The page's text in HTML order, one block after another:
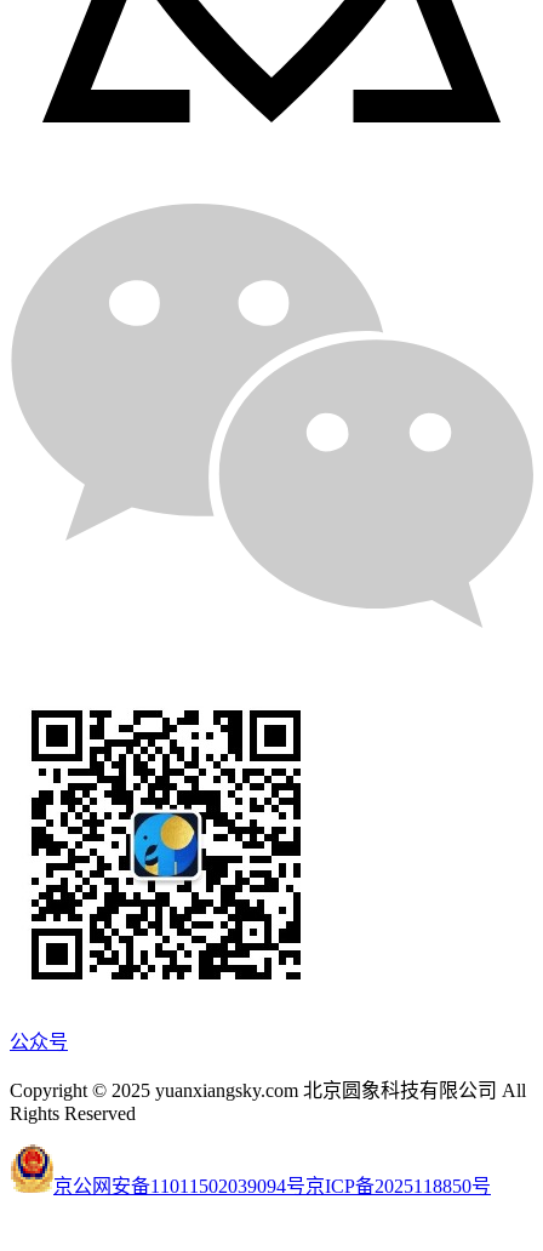
公众号
Copyright © 2025 yuanxiangsky.com 北京圆象科技有限公司 All
Rights Reserved
京公网安备11011502039094号京ICP备2025118850号